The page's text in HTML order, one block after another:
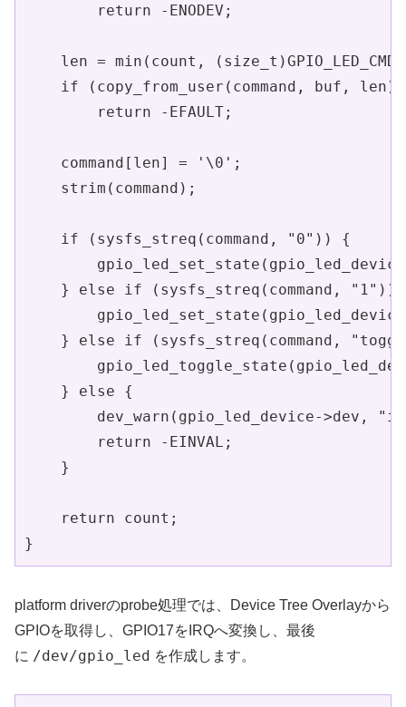
        return -ENODEV;
len = min(count,
    if (copy_from_user(command, buf, len))
        return -EFAULT;
    command[len] = '\0';
    strim(command);
    if (sysfs_streq(command, "0")) {
} else if (sysfs_streq(command, "1"))
} else if (sysfs_streq(command,
    } else {
dev_warn(gpio_led_device->dev,
        return -EINVAL;
    }
    return count;
}
platform driverのprobe処理では、Device Tree Overlayから
GPIOを取得し、GPIO17をIRQへ変換し、最後
に /dev/gpio_led を作成します。